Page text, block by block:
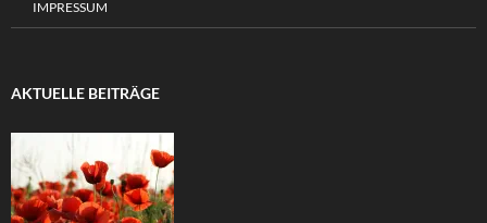
IMPRESSUM
AKTUELLE BEITRÄGE